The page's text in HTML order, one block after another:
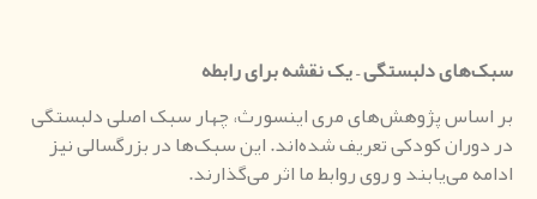
سبک‌های دلبستگی–یک نقشه برای رابطه
بر اساس پژوهش‌های مری اینسورث، چهار سبک اصلی دلبستگی
در دوران کودکی تعریف شده‌اند. این سبک‌ها در بزرگسالی نیز
ادامه می‌یابند و روی روابط ما اثر می‌گذارند.